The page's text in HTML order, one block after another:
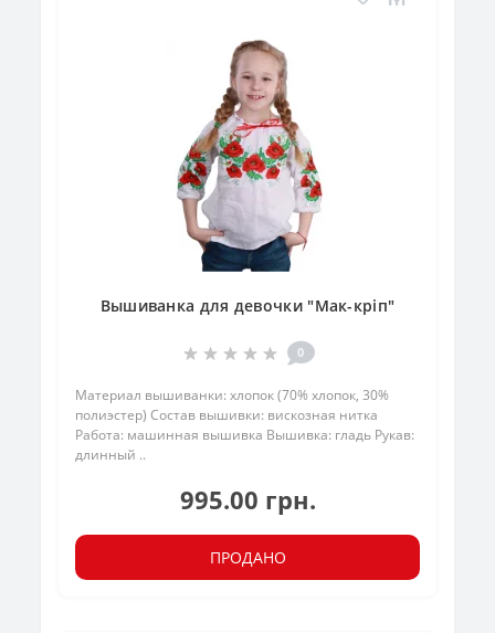
Вышиванка для девочки "Мак-кріп"
0
Материал вышиванки: хлопок (70% хлопок, 30%
полиэстер) Состав вышивки: вискозная нитка
Работа: машинная вышивка Вышивка: гладь Рукав:
длинный ..
995.00 грн.
ПРОДАНО